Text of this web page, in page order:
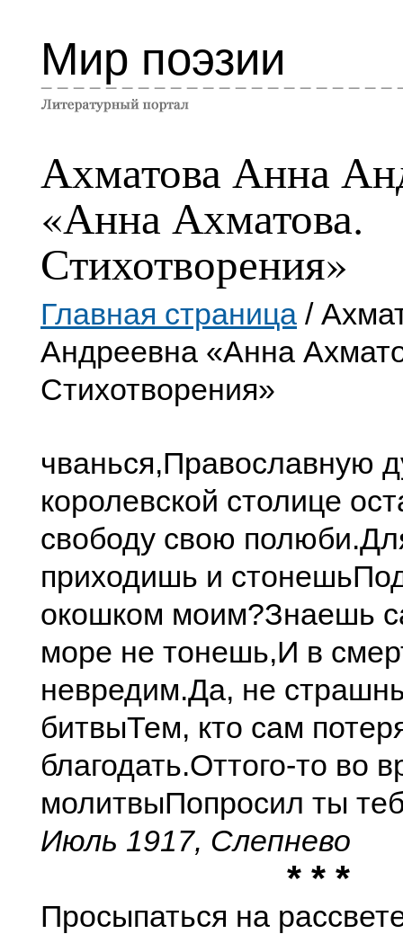
Мир поэзии
Ахматова Анна
«Анна Ахматова.
Стихотворения»
Главная страница /
Андреевна «Анна
Стихотворения»
чванься,Православную
королевской столице
свободу свою полюби.
приходишь и стонешь
окошком моим?Знаешь
море не тонешь,И в
невредим.Да, не
битвыТем, кто сам
благодать.Оттого-то во
молитвыПопросил ты
Июль 1917, Слепнево
* * *
Просыпаться на